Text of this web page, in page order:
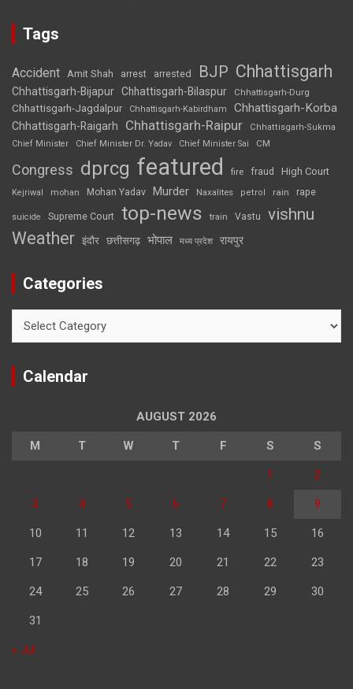
Tags
Accident Amit Shah arrest arrested BJP Chhattisgarh
Chhattisgarh-Bijapur Chhattisgarh-Bilaspur Chhattisgarh-Durg
Chhattisgarh-Jagdalpur Chhattisgarh-Kabirdham Chhattisgarh-Korba
Chhattisgarh-Raigarh Chhattisgarh-Raipur
Chhattisgarh-Sukma
Chief Minister
Chief Minister Dr. Yadav Chief Minister Sai CM
Congress dprcg featured fire fraud High Court
Kejriwal mohan Mohan Yadav Murder Naxalites petrol rain rape
suicide Supreme Court top-news train Vastu vishnu
Weather इंदौर छत्तीसगढ़ भोपाल मध्य प्रदेश रायपुर
Categories
Calendar
AUGUST 2026
M T W T F S S
1 2
3 4 5 6 7 8 9
10 11 12 13 14 15 16
17 18 19 20 21 22 23
24 25 26 27 28 29 30
31
« Jul